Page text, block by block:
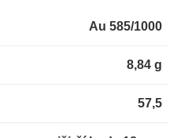
Au 585/1000
8,84 g
57,5